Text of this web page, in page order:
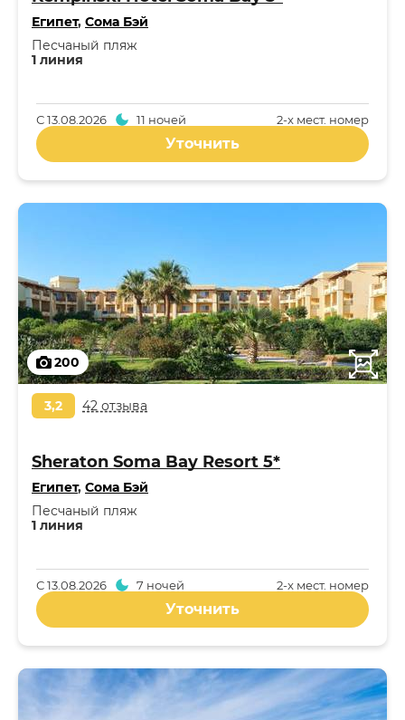
Египет, Сома Бэй
1 линия
Песчаный пляж
2-x мест. номер
С13.08.2026 11 ночей
Уточнить
200
3,2 42 отзыва
Sheraton Soma Bay Resort 5*
Египет, Сома Бэй
1 линия
Песчаный пляж
2-x мест. номер
С13.08.2026 7 ночей
Уточнить